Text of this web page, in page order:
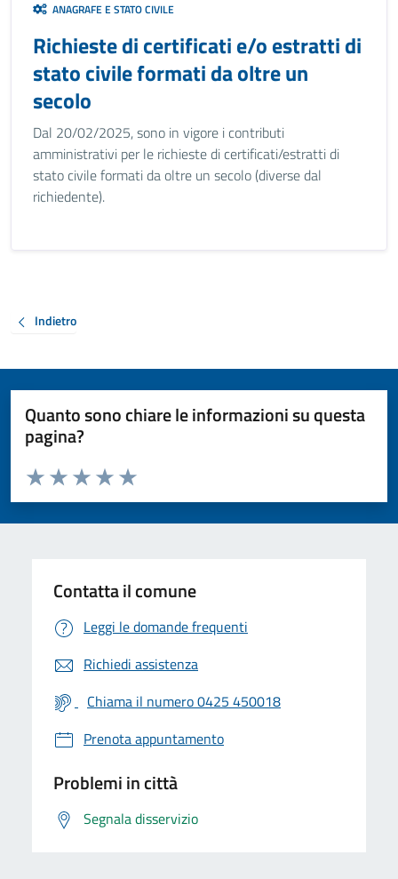
ANAGRAFE E STATO CIVILE
Richieste di certificati e/o estratti di
stato civile formati da oltre un
secolo
Dal 20/02/2025, sono in vigore i contributi
amministrativi per le richieste di certificati/estratti di
stato civile formati da oltre un secolo (diverse dal
richiedente).
Indietro
Quanto sono chiare le informazioni su questa
pagina?
Valuta da 1 a 5 stelle la pagina
Valuta 5 stelle su 5
Valuta 4 stelle su 5
Valuta 3 stelle su 5
Valuta 2 stelle su 5
Valuta 1 stelle su 5
Contatta il comune
Leggi le domande frequenti
Richiedi assistenza
Chiama il numero 0425 450018
Prenota appuntamento
Problemi in città
Segnala disservizio